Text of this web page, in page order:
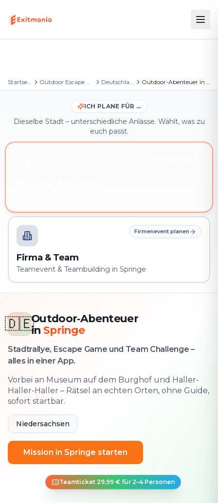
Startseite Outdoor Escape Games Deutschland Outdoor-Abenteuer in Springe
ICH PLANE FÜR …
Dieselbe Stadt – unterschiedliche Anlässe. Wählt, was zu
euch passt.
Firmenevent planen
Firma & Team
Teamevent & Teambuilding in Springe
🇩🇪Outdoor‑Abenteuer
in Springe
Stadtrallye, Escape Game und Team Challenge –
alles in einer App.
Vorbei an Museum auf dem Burghof und Haller-
Haller-Haller – Rätsel an echten Orten, ohne Guide,
sofort startbar.
Niedersachsen
Mission in Springe starten
Teamticket 29,99 € für 2–4 Personen